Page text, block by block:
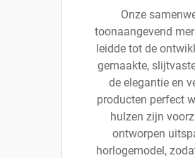
Onze
toonaangevend
leidde tot de
gemaakte,
de elegantie en
producten perfect
hulzen zijn
ontworpen
horlogemodel,